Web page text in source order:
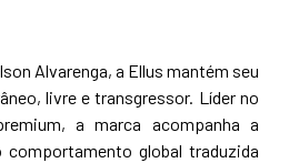
Alvarenga, a Ellus mantém seu
livre e transgressor. Líder no
a marca acompanha a
comportamento global traduzida